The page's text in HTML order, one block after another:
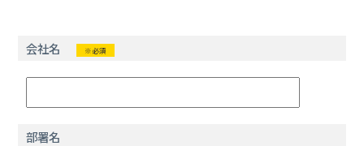
会社名 ※必須
部署名